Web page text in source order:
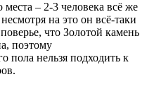
– 2-3 человека всё же
на это он всё-таки
что Золотой камень
поэтому
пола нельзя подходить к